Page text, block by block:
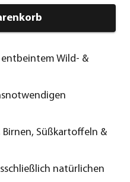
Wild- &
Süßkartoffeln &
natürlichen